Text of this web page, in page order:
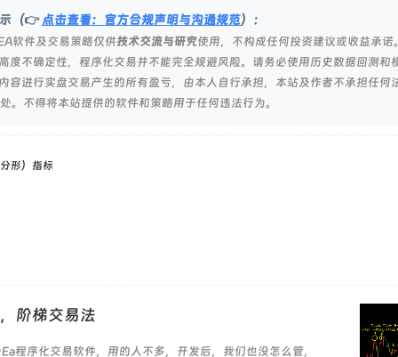
（👉点击查看：官方合规声明与沟通规范）：
软件及交易策略仅供技术交流与研究使用，不构成任何投资建议或收益承诺。
度不确定性，程序化交易并不能完全规避风险。请务必使用历史数据回测和
容进行实盘交易产生的所有盈亏，由本人自行承担，本站及作者不承担任何
。不得将本站提供的软件和策略用于任何违法行为。
形）指标
阶梯交易法
程序化交易软件，用的人不多，开发后，我们也没怎么管，